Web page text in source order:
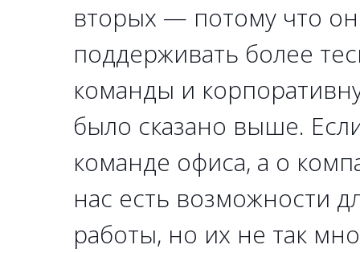
вторых — потому что
поддерживать более
команды и
было сказано выше.
команде офиса, а о
нас есть возможности
работы, но их не так